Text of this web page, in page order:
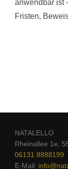
anwendbar ist
Fristen,
NATALELLO
Rheinallee 1e,
06131 8888199
E-Mail: